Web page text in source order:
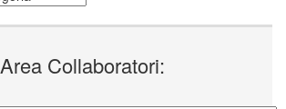
Area Collaboratori: